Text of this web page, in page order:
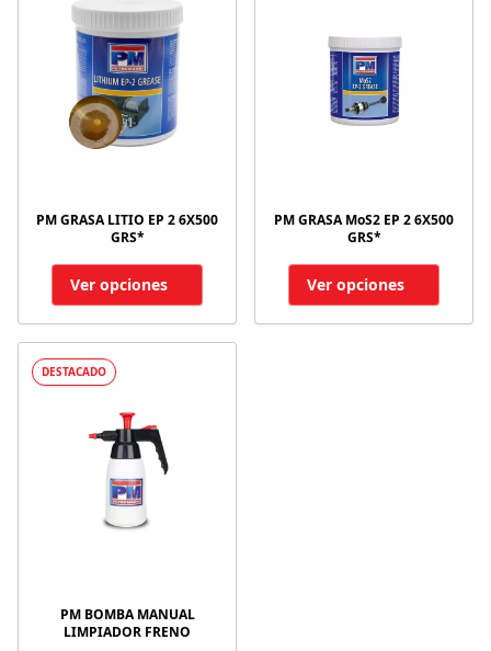
PM GRASA LITIO EP 2 6X500
GRS*
Ver opciones
PM GRASA MoS2 EP 2 6X500
GRS*
Ver opciones
DESTACADO
PM BOMBA MANUAL
LIMPIADOR FRENO